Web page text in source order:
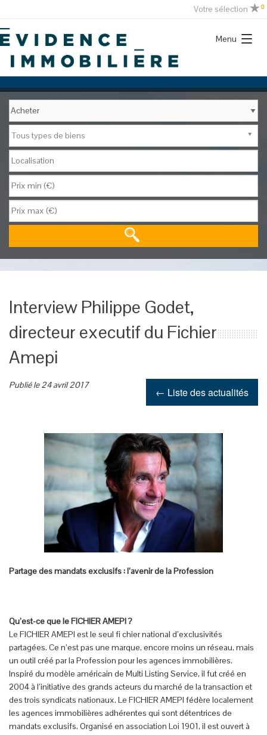
Votre sélection 0
Menu
Tous types de biens
Interview Philippe Godet,
directeur executif du Fichier
Amepi
← Liste des actualités
Publié le 24 avril 2017
Partage des mandats exclusifs : l’avenir de la Profession
Qu’est-ce que le FICHIER AMEPI ?
Le FICHIER AMEPI est le seul fi chier national d’exclusivités
partagées. Ce n’est pas une marque, encore moins un réseau, mais
un outil créé par la Profession pour les agences immobilières.
Inspiré du modèle américain de Multi Listing Service, il fut créé en
2004 à l’initiative des grands acteurs du marché de la transaction et
des trois syndicats nationaux. Le FICHIER AMEPI fédère localement
les agences immobilières adhérentes qui sont détentrices de
mandats exclusifs. Organisé en association Loi 1901, il est ouvert à